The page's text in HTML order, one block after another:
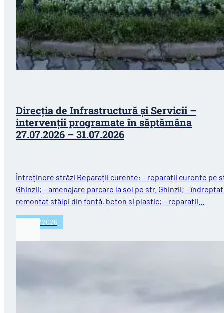
Direcția de Infrastructură și Servicii –
intervenții programate în săptămâna
27.07.2026 – 31.07.2026
Întreținere străzi Reparații curente: – reparații curente pe
Ghinzii; – amenajare parcare la sol pe str. Ghinzii; –
remontat stâlpi din fontă, beton și plastic; – reparații…
27/07/2026